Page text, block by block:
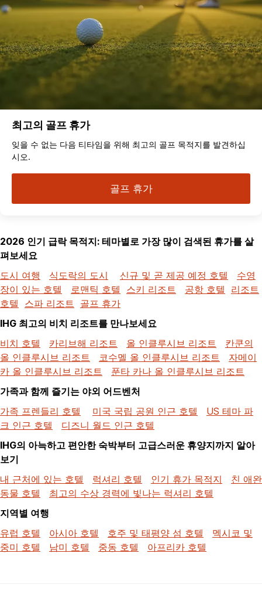
최고의 골프 휴가
잊을 수 없는 다음 티타임을 위해 최고의 골프 목적지를 발견하십
시오.
골프 휴가
2026 인기 급락 목적지: 테마별로 가장 많이 검색된 휴가를 살
펴보세요
도시 여행
식도락의 도시 신규 및 곧 제공 예정 호텔
수영
장이 있는 호텔
로맨틱 호텔 스키 리조트 공항 호텔
리조트
호텔
스파 리조트
골프 휴가
IHG 최고의 비치 리조트를 만나보세요
비치 호텔
카리브해 리조트 올 인클루시브 리조트
칸쿤의
올 인클루시브 리조트
코수멜 올 인클루시브 리조트
자메이
카 올 인클루시브 리조트
푼타 카나 올 인클루시브 리조트
가족과 함께 즐기는 야외 어드벤처
가족 프렌들리 호텔
미국 국립 공원 인근 호텔
US 테마 파
크 인근 호텔
디즈니 월드 인근 호텔
IHG의 아늑하고 편안한 숙박부터 고급스러운 휴양지까지 알아
보기
내 근처에 있는 호텔
럭셔리 호텔 인기 휴가 목적지
친 애완
동물 호텔
최고의 수상 경력에 빛나는 럭셔리 호텔
지역별 여행
유럽 호텔
아시아 호텔 호주 및 태평양 섬 호텔
멕시코 및
중미 호텔
남미 호텔 중동 호텔 아프리카 호텔